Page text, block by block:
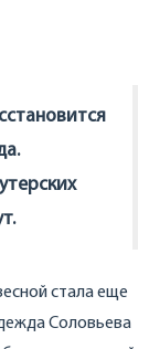
стала еще
Соловьева